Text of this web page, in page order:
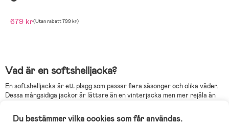
679 kr(Utan rabatt799 kr)
Vad är en softshelljacka?
En softshelljacka är ett plagg som passar flera säsonger och olika väder.
Dessa mångsidiga jackor är lättare än en vinterjacka men mer rejäla än
värme, andningsförmåga och rörlighet. De största skillnaderna ligger i att
Du bestämmer vilka cookies som får användas.